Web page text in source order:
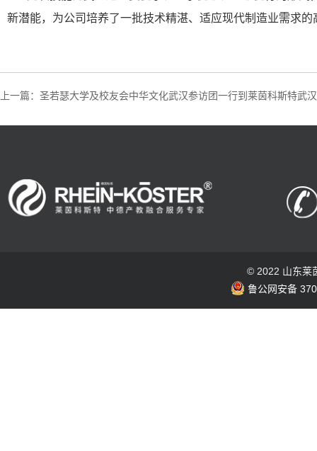
新潜能，为公司培养了一批技术精湛、适应现代制造业需求
上一篇：圣若瑟大学及校友会中华文化武汉参访团一行到莱茵科斯特武
© 2022 山东莱
鲁公网安备